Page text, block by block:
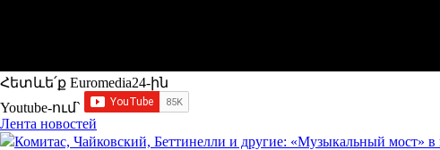
Հետևե՛ք Euromedia24-ին
Youtube-ում`
Лента новостей
Комитас, Чайковский, Беттинелли и другие: «Музыкальный мост» в